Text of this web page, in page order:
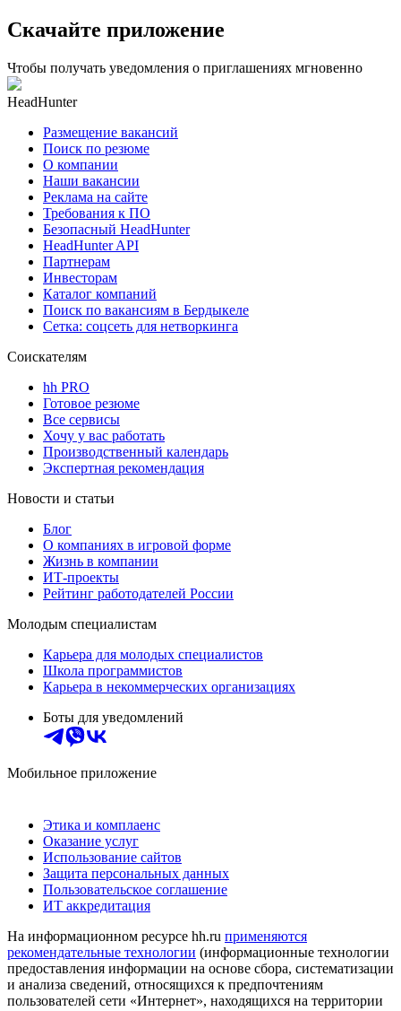
Скачайте приложение
Чтобы получать уведомления о приглашениях мгновенно
HeadHunter
Размещение вакансий
Поиск по резюме
О компании
Наши вакансии
Реклама на сайте
Требования к ПО
Безопасный HeadHunter
HeadHunter API
Партнерам
Инвесторам
Каталог компаний
Поиск по вакансиям в Бердыкеле
Сетка: соцсеть для нетворкинга
Соискателям
hh PRO
Готовое резюме
Все сервисы
Хочу у вас работать
Производственный календарь
Экспертная рекомендация
Новости и статьи
Блог
О компаниях в игровой форме
Жизнь в компании
ИТ-проекты
Рейтинг работодателей России
Молодым специалистам
Карьера для молодых специалистов
Школа программистов
Карьера в некоммерческих организациях
Боты для уведомлений
Мобильное приложение
Этика и комплаенс
Оказание услуг
Использование сайтов
Защита персональных данных
Пользовательское соглашение
ИТ аккредитация
На информационном ресурсе hh.ru применяются
рекомендательные технологии (информационные технологии
предоставления информации на основе сбора, систематизации
и анализа сведений, относящихся к предпочтениям
пользователей сети «Интернет», находящихся на территории